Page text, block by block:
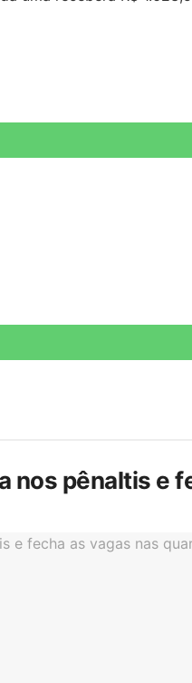
nos pênaltis e